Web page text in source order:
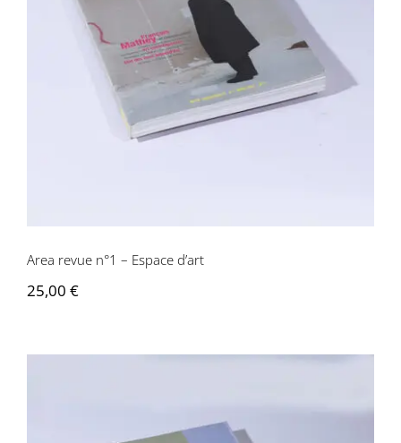
Area revue n°1 – Espace d’art
Area revue n°1 – Espace d’art
25,00 €